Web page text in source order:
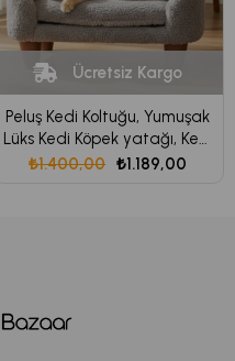
Peluş Kedi Koltuğu, Yumuşak
Lüks Kedi Köpek yatağı, Kedi
Köpek Koltuğu
₺1.189,00
₺1.400,00
Ücretsiz Kargo